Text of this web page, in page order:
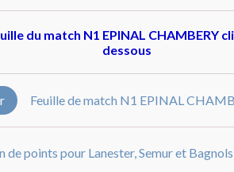
du match N1 EPINAL CHAMBERY
dessous
Feuille de match N1 EPINAL